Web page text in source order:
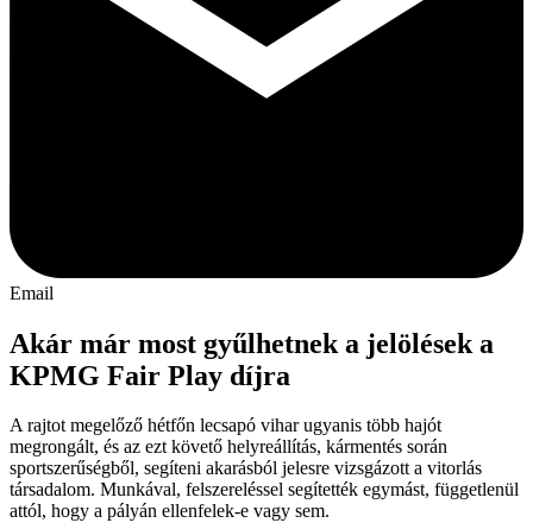
Email
Akár már most gyűlhetnek a jelölések a
KPMG Fair Play díjra
A rajtot megelőző hétfőn lecsapó vihar ugyanis több hajót
megrongált, és az ezt követő helyreállítás, kármentés során
sportszerűségből, segíteni akarásból jelesre vizsgázott a vitorlás
társadalom. Munkával, felszereléssel segítették egymást, függetlenül
attól, hogy a pályán ellenfelek-e vagy sem.